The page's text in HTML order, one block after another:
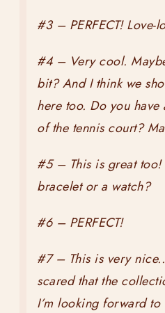
#3 – PERFECT! Love-
#4 – Very cool.
bit? And I think we
here too. Do you
of the tennis court?
#5 – This is great
bracelet or a watch?
#6 – PERFECT!
#7 – This is very
scared that the
I’m looking forward to